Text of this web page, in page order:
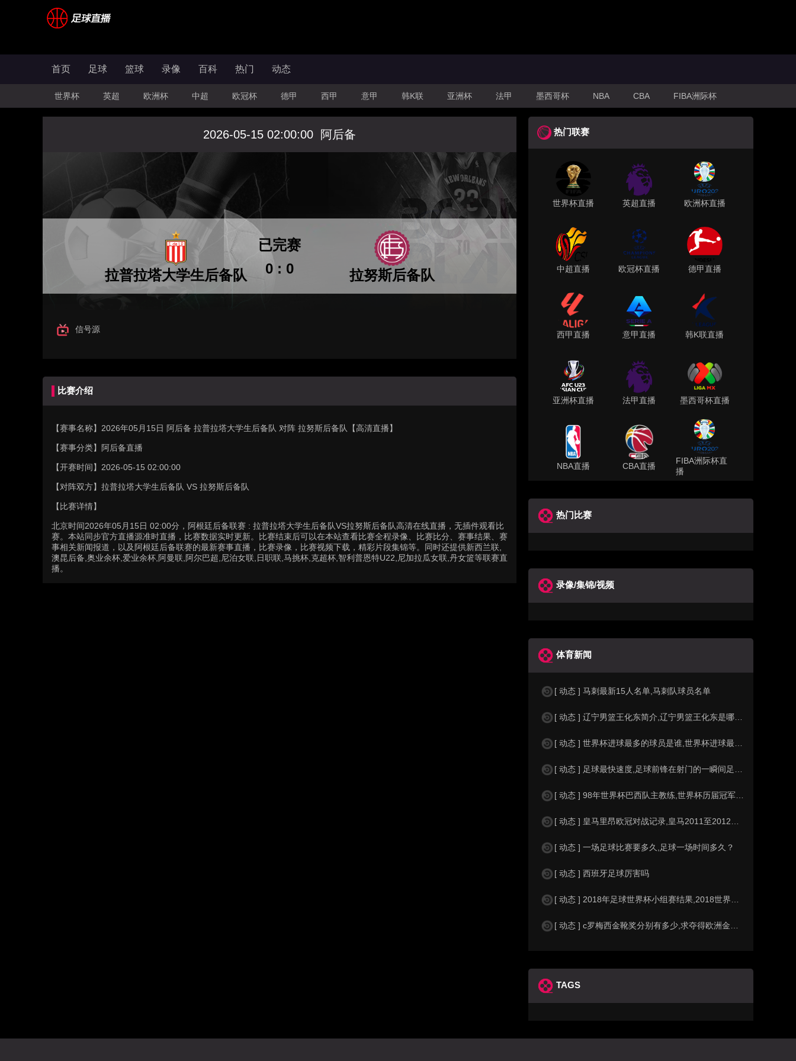
首页 足球 篮球 录像 百科 热门 动态
世界杯 英超 欧洲杯 中超 欧冠杯 德甲 西甲 意甲 韩K联 亚洲杯 法甲 墨西哥杯 NBA CBA FIBA洲际杯
2026-05-15 02:00:00 阿后备
拉普拉塔大学生后备队 0 : 0
已完赛
拉努斯后备队
信号源
比赛介绍
【赛事名称】 2026年05月15日 阿后备 拉普拉塔大学生后备队 对阵 拉努斯后备队【高清直播】
【赛事分类】 阿后备直播
【开赛时间】 2026-05-15 02:00:00
【对阵双方】 拉普拉塔大学生后备队 VS 拉努斯后备队
【比赛详情】
北京时间2026年05月15日 02:00分，阿根廷后备联赛 : 拉普拉塔大学生后备队VS拉努斯后备队高清在线直播，无插件观看比
赛。本站同步官方直播源准时直播，比赛数据实时更新。比赛结束后可以在本站查看比赛全程录像、比赛比分、赛事结果、赛
事相关新闻报道，以及阿根廷后备联赛的最新赛事直播，比赛录像，比赛视频下载，精彩片段集锦等。同时还提供新西兰联,
澳昆后备,奥业余杯,爱业余杯,阿曼联,阿尔巴超,尼泊女联,日职联,马挑杯,克超杯,智利普恩特U22,尼加拉瓜女联,丹女篮等联赛直
播。
热门联赛
世界杯直播 英超直播 欧洲杯直播
中超直播 欧冠杯直播 德甲直播
西甲直播 意甲直播 韩K联直播
亚洲杯直播 法甲直播 墨西哥杯直播
NBA直播 CBA直播
FIBA洲际杯直
播
热门比赛
录像/集锦/视频
体育新闻
[ 动态 ] 马刺最新15人名单,马刺队球员名单
[ 动态 ] 辽宁男篮王化东简介,辽宁男篮王化东是哪里人？
[ 动态 ] 世界杯进球最多的球员是谁,世界杯进球最多的球员是谁？
[ 动态 ] 足球最快速度,足球前锋在射门的一瞬间足球的速度有多快？？
[ 动态 ] 98年世界杯巴西队主教练,世界杯历届冠军球队教练
[ 动态 ] 皇马里昂欧冠对战记录,皇马2011至2012欧冠赛程&nbs
[ 动态 ] 一场足球比赛要多久,足球一场时间多久？
[ 动态 ] 西班牙足球厉害吗
[ 动态 ] 2018年足球世界杯小组赛结果,2018世界杯中国进入a组
[ 动态 ] c罗梅西金靴奖分别有多少,求夺得欧洲金靴奖与各大联赛金靴奖最
TAGS